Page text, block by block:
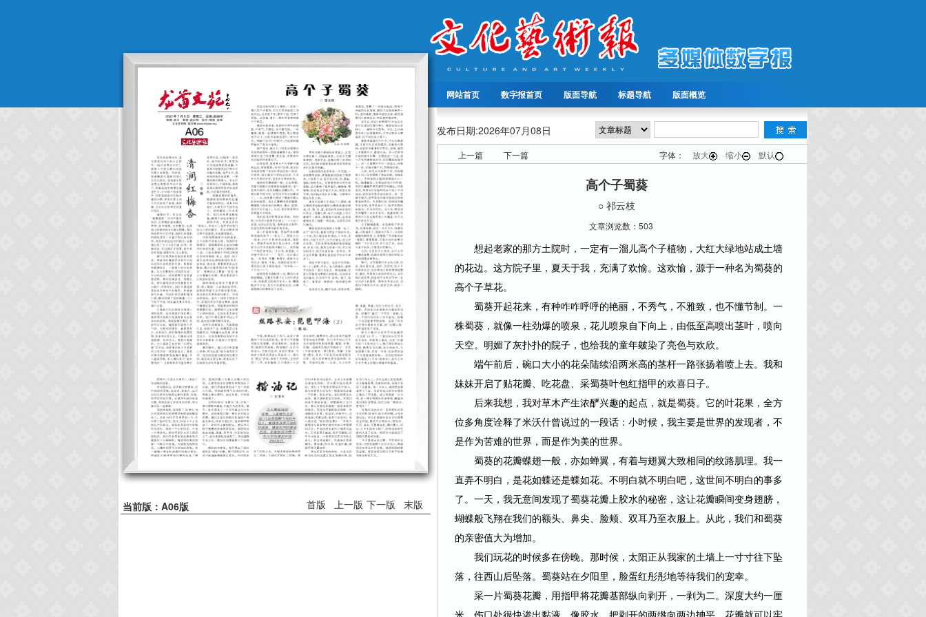
网站首页 数字报首页 版面导航 标题导航 版面概览
当前版：A06版 首版 上一版 下一版 末版
发布日期:2026年07月08日
上一篇 下一篇 字体： 放大 缩小 默认
高个子蜀葵
○ 祁云枝
文章浏览数：503
想起老家的那方土院时，一定有一溜儿高个子植物，大红大绿地站成土墙
的花边。这方院子里，夏天于我，充满了欢愉。这欢愉，源于一种名为蜀葵的
高个子草花。
蜀葵开起花来，有种咋咋呼呼的艳丽，不秀气，不雅致，也不懂节制。一
株蜀葵，就像一柱劲爆的喷泉，花儿喷泉自下向上，由低至高喷出茎叶，喷向
天空。明媚了灰扑扑的院子，也给我的童年皴染了亮色与欢欣。
端午前后，碗口大小的花朵陆续沿两米高的茎杆一路张扬着喷上去。我和
妹妹开启了贴花瓣、吃花盘、采蜀葵叶包红指甲的欢喜日子。
后来我想，我对草木产生浓酽兴趣的起点，就是蜀葵。它的叶花果，全方
位多角度诠释了米沃什曾说过的一段话：小时候，我主要是世界的发现者，不
是作为苦难的世界，而是作为美的世界。
蜀葵的花瓣蝶翅一般，亦如蝉翼，有着与翅翼大致相同的纹路肌理。我一
直弄不明白，是花如蝶还是蝶如花。不明白就不明白吧，这世间不明白的事多
了。一天，我无意间发现了蜀葵花瓣上胶水的秘密，这让花瓣瞬间变身翅膀，
蝴蝶般飞翔在我们的额头、鼻尖、脸颊、双耳乃至衣服上。从此，我们和蜀葵
的亲密值大为增加。
我们玩花的时候多在傍晚。那时候，太阳正从我家的土墙上一寸寸往下坠
落，往西山后坠落。蜀葵站在夕阳里，脸蛋红彤彤地等待我们的宠幸。
采一片蜀葵花瓣，用指甲将花瓣基部纵向剥开，一剥为二。深度大约一厘